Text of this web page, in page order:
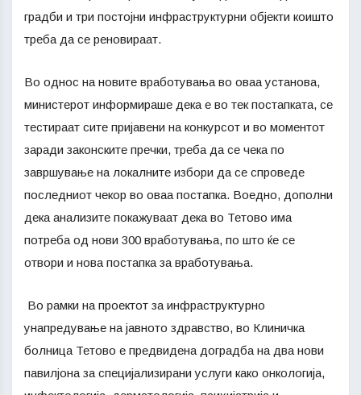
градби и три постојни инфраструктурни објекти коишто
треба да се реновираат.
Во однос на новите вработувања во оваа установа,
министерот информираше дека е во тек постапката, се
тестираат сите пријавени на конкурсот и во моментот
заради законските пречки, треба да се чека по
завршување на локалните избори да се спроведе
последниот чекор во оваа постапка. Воедно, дополни
дека анализите покажуваат дека во Тетово има
потреба од нови 300 вработувања, по што ќе се
отвори и нова постапка за вработувања.
Во рамки на проектот за инфраструктурно
унапредување на јавното здравство, во Клиничка
болница Тетово е предвидена доградба на два нови
павилјона за специјализирани услуги како онкологија,